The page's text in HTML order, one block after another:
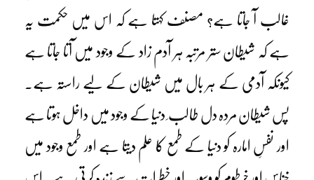
غالب آ جاتا ہے؟ مصنف کہتا ہے کہ اس میں حکمت یہ
ہے کہ شیطان ستر مرتبہ ہر آدم زاد کے وجود میں آتا جاتا ہے
کیونکہ آدمی کے ہر بال میں شیطان کے لیے راستہ ہے۔
پس شیطان مردہ دل طالب ِ دنیا کے وجود میں داخل ہوتا ہے
اور نفسِ امارہ کو دنیا کے طمع کا علم دیتا ہے اور طمع وجود میں